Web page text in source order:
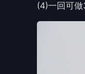
(4)一回可做